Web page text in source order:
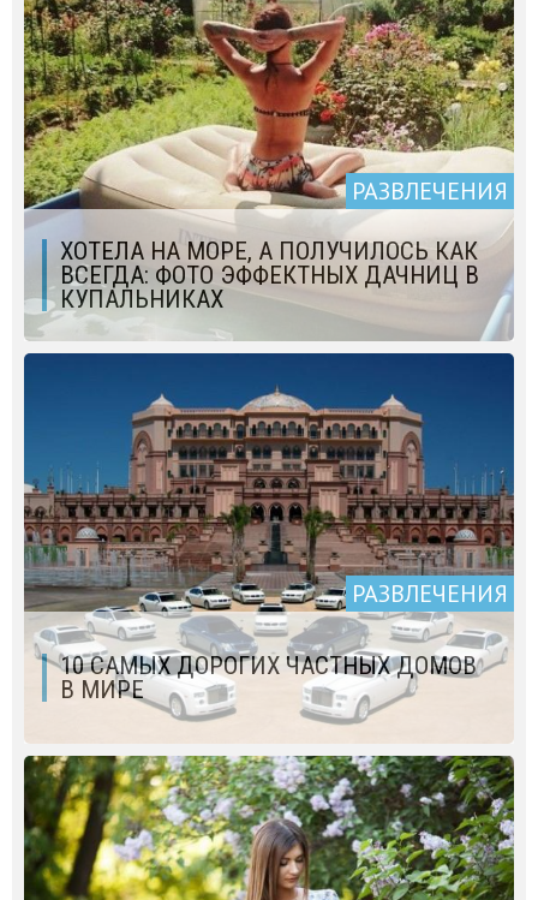
РАЗВЛЕЧЕНИЯ
ХОТЕЛА НА МОРЕ, А ПОЛУЧИЛОСЬ КАК
ВСЕГДА: ФОТО ЭФФЕКТНЫХ ДАЧНИЦ В
КУПАЛЬНИКАХ
РАЗВЛЕЧЕНИЯ
10 САМЫХ ДОРОГИХ ЧАСТНЫХ ДОМОВ
В МИРЕ